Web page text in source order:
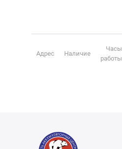
Адрес Наличие
Часы
работы